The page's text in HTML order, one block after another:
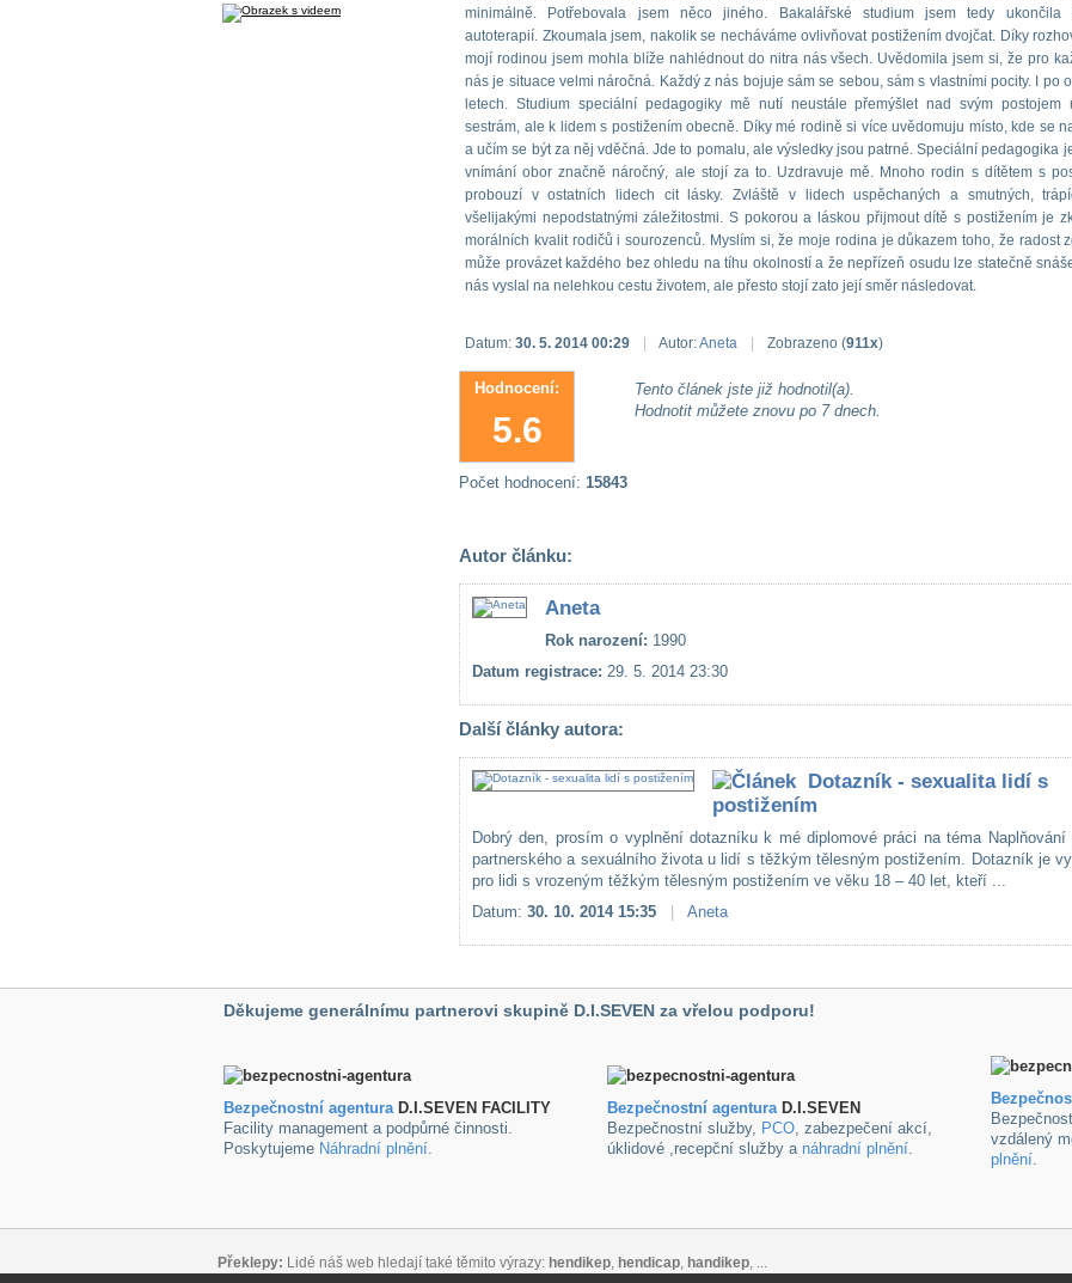
minimálně. Potřebovala jsem něco jiného. Bakalářské studium jsem tedy ukončila
autoterapií. Zkoumala jsem, nakolik se necháváme ovlivňovat postižením dvojčat. Díky
mojí rodinou jsem mohla blíže nahlédnout do nitra nás všech. Uvědomila jsem si, že pro
nás je situace velmi náročná. Každý z nás bojuje sám se sebou, sám s vlastními pocity. I po
letech. Studium speciální pedagogiky mě nutí neustále přemýšlet nad svým postojem
sestrám, ale k lidem s postižením obecně. Díky mé rodině si více uvědomuju místo, kde se
a učím se být za něj vděčná. Jde to pomalu, ale výsledky jsou patrné. Speciální pedagogika
vnímání obor značně náročný, ale stojí za to. Uzdravuje mě. Mnoho rodin s dítětem s
probouzí v ostatních lidech cit lásky. Zvláště v lidech uspěchaných a smutných,
všelijakými nepodstatnými záležitostmi. S pokorou a láskou přijmout dítě s postižením je
morálních kvalit rodičů i sourozenců. Myslím si, že moje rodina je důkazem toho, že radost
může provázet každého bez ohledu na tíhu okolností a že nepřízeň osudu lze statečně
nás vyslal na nelehkou cestu životem, ale přesto stojí zato její směr následovat.
Datum: 30. 5. 2014 00:29 Autor:Aneta Zobrazeno (911x)
Hodnocení:
5.6
Tento článek jste již hodnotil(a).
Hodnotit můžete znovu po 7 dnech.
Počet hodnocení: 15843
Autor článku:
Aneta
Rok narození: 1990
Datum registrace: 29. 5. 2014 23:30
Další články autora:
Dotazník - sexualita lidí s
postižením
Dobrý den, prosím o vyplnění dotazníku k mé diplomové práci na téma Naplňování
partnerského a sexuálního života u lidí s těžkým tělesným postižením. Dotazník je
pro lidi s vrozeným těžkým tělesným postižením ve věku 18 – 40 let, kteří ...
Datum: 30. 10. 2014 15:35 Aneta
Děkujeme generálnímu partnerovi skupině D.I.SEVEN za vřelou podporu!
Bezpečnostní agenturaD.I.SEVEN FACILITY
Facility management a podpůrné činnosti.
Poskytujeme Náhradní plnění.
Bezpečnostní agenturaD.I.SEVEN
Bezpečnostní služby, PCO, zabezpečení akcí,
úklidové ,recepční služby a náhradní plnění.
vzdálený
plnění.
Překlepy: Lidé náš web hledají také těmito výrazy: hendikep, hendicap, handikep, ...